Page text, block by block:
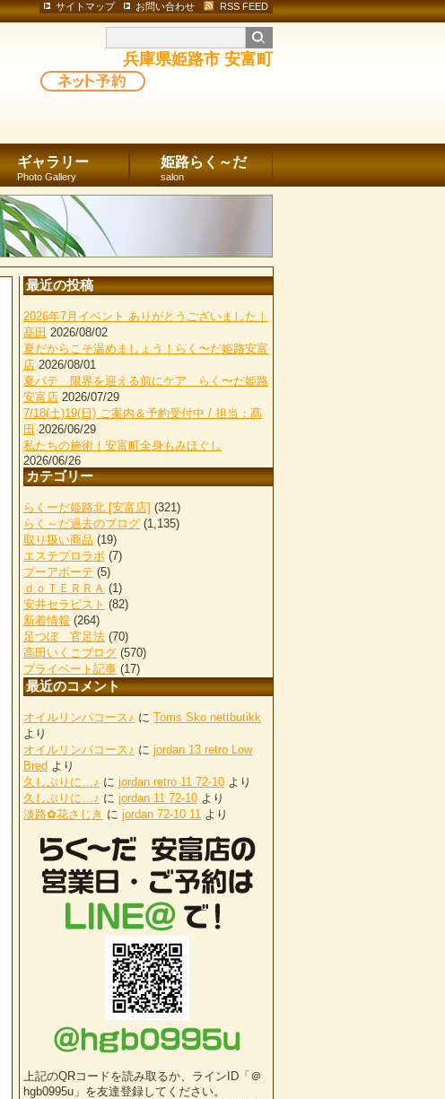
サイトマップ お問い合わせ RSS FEED
兵庫県姫路市 安富町
ギャラリー
Photo Gallery
姫路らく～だ
salon
最近の投稿
2026年7月イベント ありがとうございました｜
髙田 2026/08/02
夏だからこそ温めましょう！らく〜だ姫路安富
店 2026/08/01
夏バテ 限界を迎える前にケア らく〜だ姫路
安富店 2026/07/29
7/18(土)19(日) ご案内＆予約受付中 / 担当：髙
田 2026/06/29
私たちの施術｜安富町全身もみほぐし
2026/06/26
カテゴリー
らくーだ姫路北 [安富店] (321)
らく～だ過去のブログ (1,135)
取り扱い商品 (19)
エステプロラボ (7)
プーアボーテ (5)
ｄｏＴＥＲＲＡ (1)
安井セラピスト (82)
新着情報 (264)
足つぼ 官足法 (70)
高田いくこブログ (570)
プライベート記事 (17)
最近のコメント
オイルリンパコース♪ に Toms Sko nettbutikk
より
オイルリンパコース♪ に jordan 13 retro Low
Bred より
久しぶりに…♪ に jordan retro 11 72-10 より
久しぶりに…♪ に jordan 11 72-10 より
淡路✿花さじき に jordan 72-10 11 より
上記のQRコードを読み取るか、ラインID「＠
hgb0995u」を友達登録してください。